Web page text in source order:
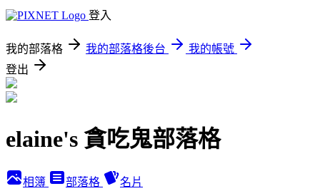
登入
我的部落格 我的部落格後台
我的帳號
登出
elaine's 貪吃鬼部落格
相簿 部落格 名片